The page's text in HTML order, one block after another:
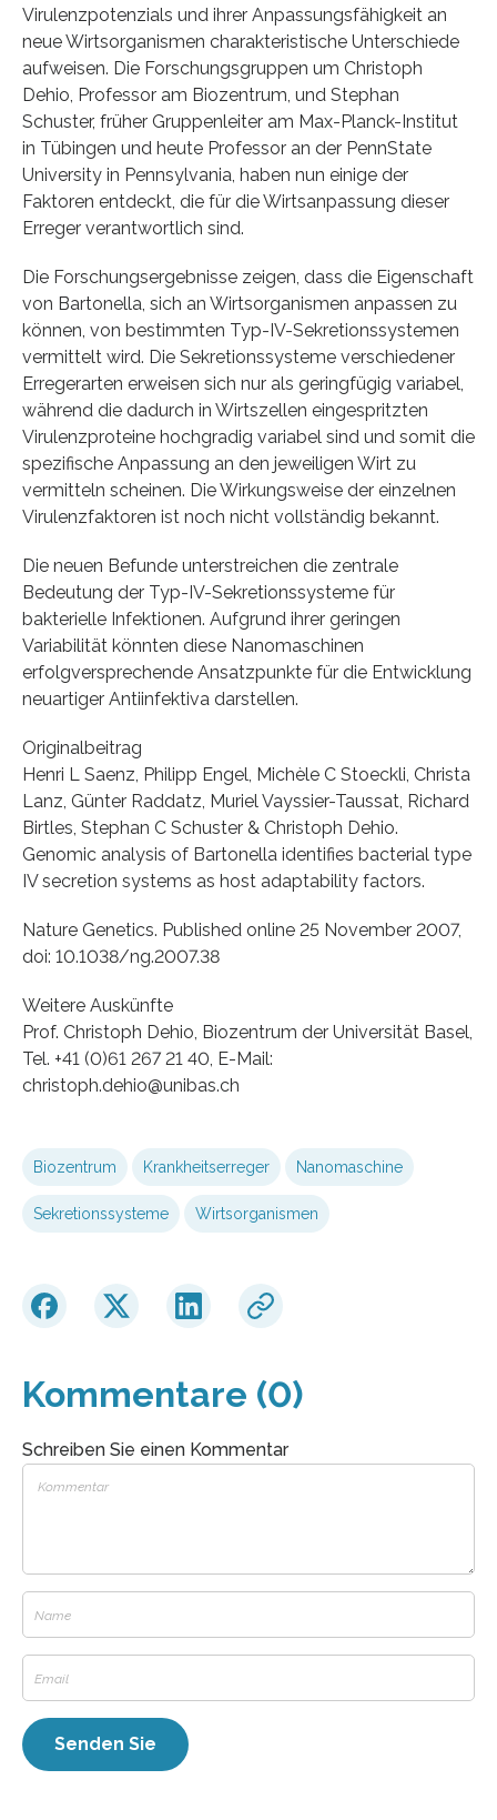
Virulenzpotenzials und ihrer Anpassungsfähigkeit an
neue Wirtsorganismen charakteristische Unterschiede
aufweisen. Die Forschungsgruppen um Christoph
Dehio, Professor am Biozentrum, und Stephan
Schuster, früher Gruppenleiter am Max-Planck-Institut
in Tübingen und heute Professor an der PennState
University in Pennsylvania, haben nun einige der
Faktoren entdeckt, die für die Wirtsanpassung dieser
Erreger verantwortlich sind.
Die Forschungsergebnisse zeigen, dass die Eigenschaft
von Bartonella, sich an Wirtsorganismen anpassen zu
können, von bestimmten Typ-IV-Sekretionssystemen
vermittelt wird. Die Sekretionssysteme verschiedener
Erregerarten erweisen sich nur als geringfügig variabel,
während die dadurch in Wirtszellen eingespritzten
Virulenzproteine hochgradig variabel sind und somit die
spezifische Anpassung an den jeweiligen Wirt zu
vermitteln scheinen. Die Wirkungsweise der einzelnen
Virulenzfaktoren ist noch nicht vollständig bekannt.
Die neuen Befunde unterstreichen die zentrale
Bedeutung der Typ-IV-Sekretionssysteme für
bakterielle Infektionen. Aufgrund ihrer geringen
Variabilität könnten diese Nanomaschinen
erfolgversprechende Ansatzpunkte für die Entwicklung
neuartiger Antiinfektiva darstellen.
Originalbeitrag
Henri L Saenz, Philipp Engel, Michèle C Stoeckli, Christa
Lanz, Günter Raddatz, Muriel Vayssier-Taussat, Richard
Birtles, Stephan C Schuster & Christoph Dehio.
Genomic analysis of Bartonella identifies bacterial type
IV secretion systems as host adaptability factors.
Nature Genetics. Published online 25 November 2007,
doi: 10.1038/ng.2007.38
Weitere Auskünfte
Prof. Christoph Dehio, Biozentrum der Universität Basel,
Tel. +41 (0)61 267 21 40, E-Mail:
christoph.dehio@unibas.ch
Biozentrum Krankheitserreger Nanomaschine
Sekretionssysteme Wirtsorganismen
Kommentare (0)
Schreiben Sie einen Kommentar